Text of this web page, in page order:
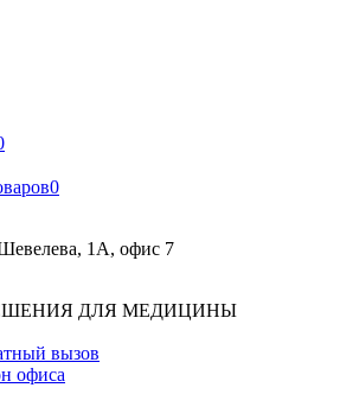
0
1А, офис 7
ДЛЯ МЕДИЦИНЫ
вызов
офиса